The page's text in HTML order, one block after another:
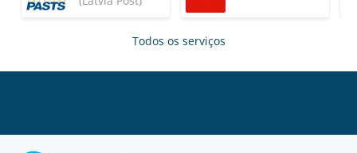
Todos os serviços